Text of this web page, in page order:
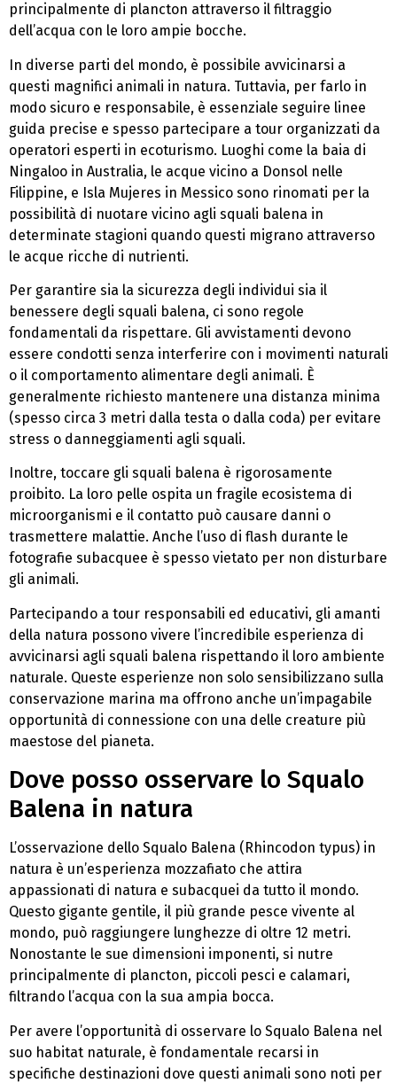
principalmente di plancton attraverso il filtraggio
dell’acqua con le loro ampie bocche.
In diverse parti del mondo, è possibile avvicinarsi a
questi magnifici animali in natura. Tuttavia, per farlo in
modo sicuro e responsabile, è essenziale seguire linee
guida precise e spesso partecipare a tour organizzati da
operatori esperti in ecoturismo. Luoghi come la baia di
Ningaloo in Australia, le acque vicino a Donsol nelle
Filippine, e Isla Mujeres in Messico sono rinomati per la
possibilità di nuotare vicino agli squali balena in
determinate stagioni quando questi migrano attraverso
le acque ricche di nutrienti.
Per garantire sia la sicurezza degli individui sia il
benessere degli squali balena, ci sono regole
fondamentali da rispettare. Gli avvistamenti devono
essere condotti senza interferire con i movimenti naturali
o il comportamento alimentare degli animali. È
generalmente richiesto mantenere una distanza minima
(spesso circa 3 metri dalla testa o dalla coda) per evitare
stress o danneggiamenti agli squali.
Inoltre, toccare gli squali balena è rigorosamente
proibito. La loro pelle ospita un fragile ecosistema di
microorganismi e il contatto può causare danni o
trasmettere malattie. Anche l’uso di flash durante le
fotografie subacquee è spesso vietato per non disturbare
gli animali.
Partecipando a tour responsabili ed educativi, gli amanti
della natura possono vivere l’incredibile esperienza di
avvicinarsi agli squali balena rispettando il loro ambiente
naturale. Queste esperienze non solo sensibilizzano sulla
conservazione marina ma offrono anche un’impagabile
opportunità di connessione con una delle creature più
maestose del pianeta.
Dove posso osservare lo Squalo
Balena in natura
L’osservazione dello Squalo Balena (Rhincodon typus) in
natura è un’esperienza mozzafiato che attira
appassionati di natura e subacquei da tutto il mondo.
Questo gigante gentile, il più grande pesce vivente al
mondo, può raggiungere lunghezze di oltre 12 metri.
Nonostante le sue dimensioni imponenti, si nutre
principalmente di plancton, piccoli pesci e calamari,
filtrando l’acqua con la sua ampia bocca.
Per avere l’opportunità di osservare lo Squalo Balena nel
suo habitat naturale, è fondamentale recarsi in
specifiche destinazioni dove questi animali sono noti per